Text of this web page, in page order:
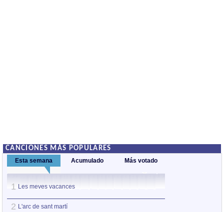
CANCIONES MÁS POPULARES
Esta semana Acumulado Más votado
1 Les meves vacances
2 L'arc de sant martí